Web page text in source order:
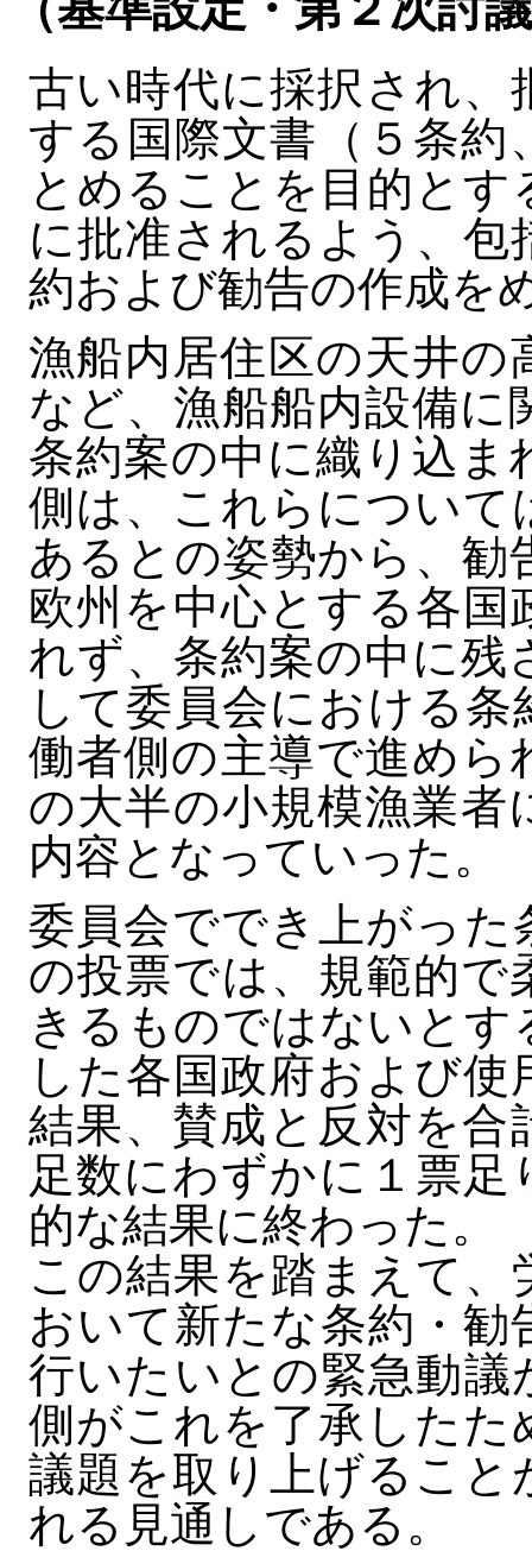
古い時代に採択され、
する国際文書（５条約
とめることを目的と
に批准されるよう、
約および勧告の作成を
漁船内居住区の天井の
など、漁船船内設備
条約案の中に織り込ま
側は、これらについて
あるとの姿勢から、
欧州を中心とする各
れず、条約案の中に残
して委員会における
働者側の主導で進めら
の大半の小規模漁業者
内容となっていった。
委員会ででき上がった
の投票では、規範的で
きるものではないと
した各国政府および
結果、賛成と反対を合
足数にわずかに１票
的な結果に終わった。
この結果を踏まえて
おいて新たな条約・
行いたいとの緊急動議
側がこれを了承したた
議題を取り上げること
れる見通しである。